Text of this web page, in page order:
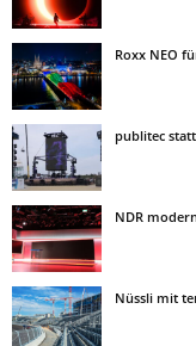
Roxx NEO
publitec
NDR
Nüssli mit